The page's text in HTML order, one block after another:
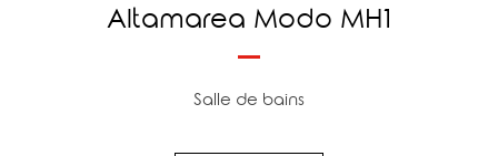
Altamarea Modo MH1
Salle de bains